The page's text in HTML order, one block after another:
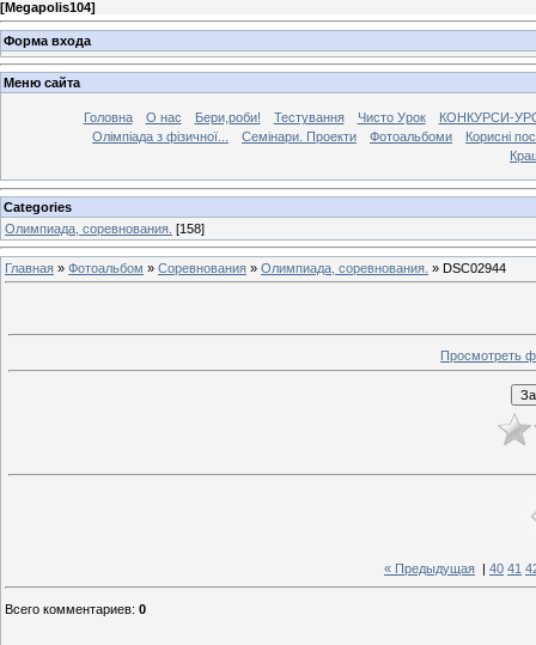
[Megapolis104]
Форма входа
Меню сайта
Головна О нас Бери,роби! Тестування Чисто Урок
КОНКУРСИ-
Олімпіада з фізичної...
Семінари. Проекти Фотоальбоми
Корисні
Categories
Олимпиада, соревнования. [158]
Главная » Фотоальбом » Соревнования » Олимпиада, соревнования. » DSC02944
Просмотреть
« Предыдущая 40 41
Всего комментариев: 0